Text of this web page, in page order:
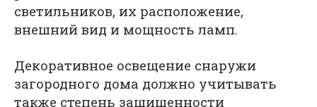
светильников, их расположение,
внешний вид и мощность ламп.
Декоративное освещение снаружи
загородного дома должно учитывать
также степень защищенности